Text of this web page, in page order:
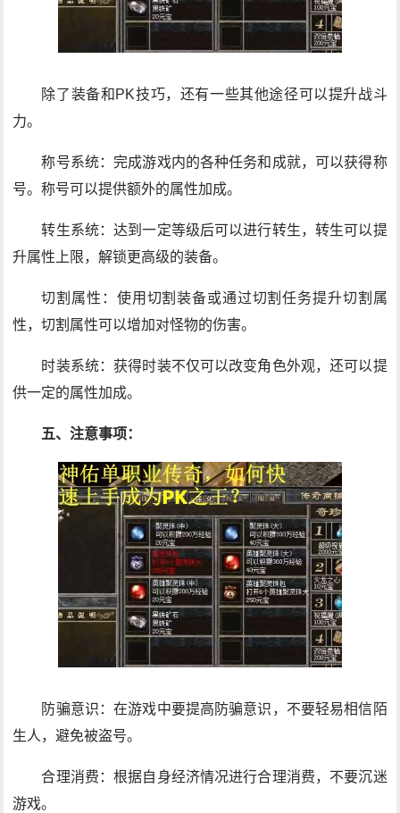
除了装备和PK技巧，还有一些其他途径可以提升战斗
力。
称号系统：完成游戏内的各种任务和成就，可以获得称
号。称号可以提供额外的属性加成。
转生系统：达到一定等级后可以进行转生，转生可以提
升属性上限，解锁更高级的装备。
切割属性：使用切割装备或通过切割任务提升切割属
性，切割属性可以增加对怪物的伤害。
时装系统：获得时装不仅可以改变角色外观，还可以提
供一定的属性加成。
五、注意事项：
防骗意识：在游戏中要提高防骗意识，不要轻易相信陌
生人，避免被盗号。
合理消费：根据自身经济情况进行合理消费，不要沉迷
游戏。